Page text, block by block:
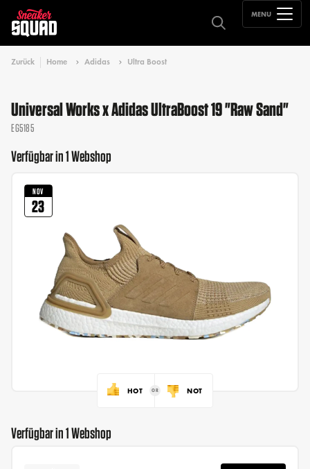
MENU
Zurück Home Adidas Ultra Boost
Universal Works x Adidas UltraBoost 19 "Raw Sand"
EG5185
Verfügbar in 1 Webshop
NOV
23
HOT NOT
Verfügbar in 1 Webshop